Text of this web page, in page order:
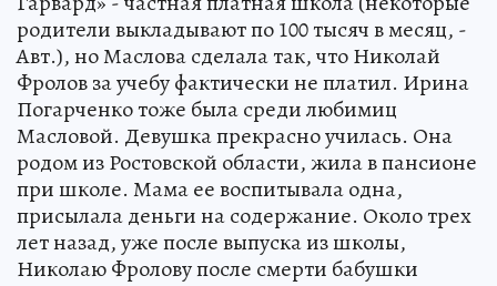
родители выкладывают по 100 тысяч в месяц, -
Авт.), но Маслова сделала так, что Николай
Фролов за учебу фактически не платил. Ирина
Погарченко тоже была среди любимиц
Масловой. Девушка прекрасно училась. Она
родом из Ростовской области, жила в пансионе
при школе. Мама ее воспитывала одна,
присылала деньги на содержание. Около трех
лет назад, уже после выпуска из школы,
Николаю Фролову после смерти бабушки